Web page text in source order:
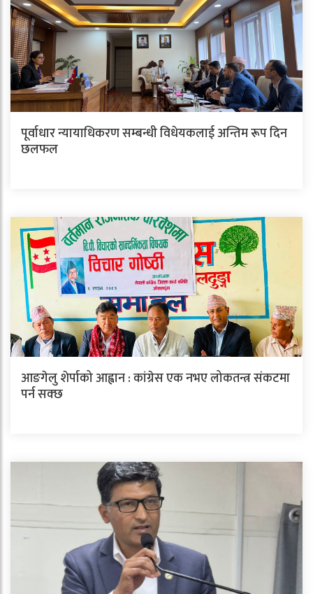
पूर्वाधार न्यायाधिकरण सम्बन्धी विधेयकलाई अन्तिम रूप दिन
छलफल
आङगेलु शेर्पाको आह्वान : कांग्रेस एक नभए लोकतन्त्र संकटमा
पर्न सक्छ